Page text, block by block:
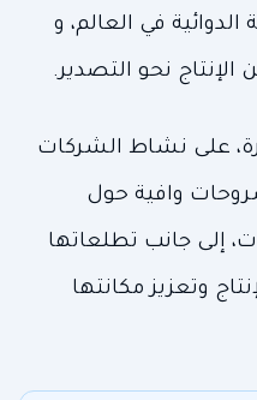
في العالم، و
نحو التصدير.
على نشاط الشركات
وافية حول
إلى جانب تطلعاتها
وتعزيز مكانتها